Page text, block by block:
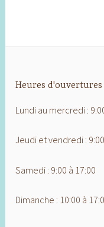
Heures d'ouvertures
Lundi au mercredi :
Jeudi et vendredi :
Samedi : 9:00 à 17:00
Dimanche : 10:00 à